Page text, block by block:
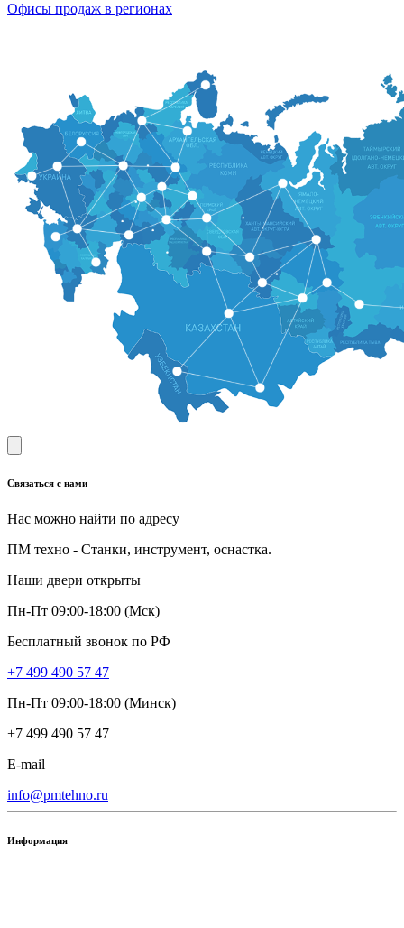
Офисы продаж в регионах
Связаться с нами
Нас можно найти по адресу
ПМ техно - Станки, инструмент, оснастка.
Наши двери открыты
Пн-Пт 09:00-18:00 (Мск)
Бесплатный звонок по РФ
+7 499 490 57 47
Пн-Пт 09:00-18:00 (Минск)
+7 499 490 57 47
E-mail
info@pmtehno.ru
Информация